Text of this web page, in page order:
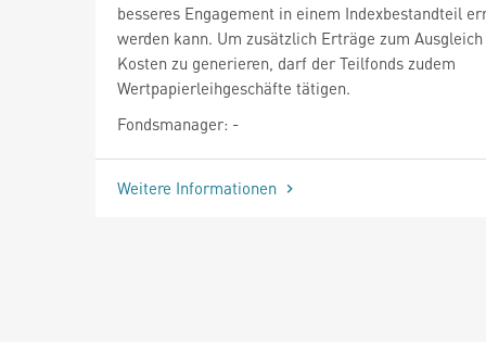
besseres Engagement in einem Indexbestandteil
werden kann. Um zusätzlich Erträge zum
Kosten zu generieren, darf der Teilfonds zudem
Wertpapierleihgeschäfte tätigen.
Fondsmanager: -
Weitere Informationen